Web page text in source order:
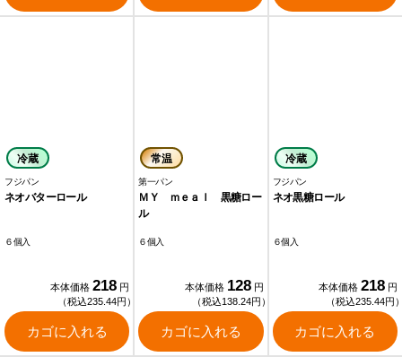
冷蔵
フジパン
ネオバターロール
６個入
本体価格 218 円
（税込235.44円）
カゴに入れる
常温
第一パン
ＭＹ ｍｅａｌ 黒糖ロー
ル
６個入
本体価格 128 円
（税込138.24円）
カゴに入れる
冷蔵
フジパン
ネオ黒糖ロール
６個入
本体価格 218 円
（税込235.44円
カゴに入れる